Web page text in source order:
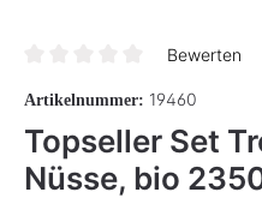
Bewerten
Artikelnummer: 19460
Topseller Set
Nüsse, bio